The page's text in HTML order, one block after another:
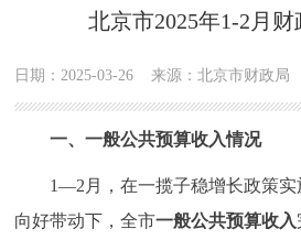
北京市2025年1-2月
日期：2025-03-26 来源：北京市财政局
一、一般公共预算收入情况
1—2月，在一揽子稳增长政策
向好带动下，全市一般公共预算收入